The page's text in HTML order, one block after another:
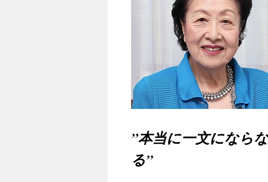
”本当に一文になら
る”